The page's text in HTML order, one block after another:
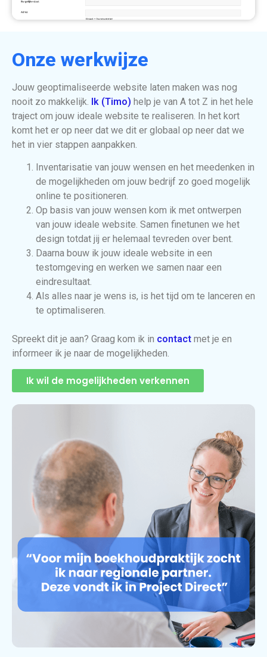
Onze werkwijze
Jouw geoptimaliseerde website laten maken was nog
nooit zo makkelijk. Ik (Timo) help je van A tot Z in het hele
traject om jouw ideale website te realiseren. In het kort
komt het er op neer dat we dit er globaal op neer dat we
het in vier stappen aanpakken.
Inventarisatie van jouw wensen en het meedenken in
de mogelijkheden om jouw bedrijf zo goed mogelijk
online te positioneren.
Op basis van jouw wensen kom ik met ontwerpen
van jouw ideale website. Samen finetunen we het
design totdat jij er helemaal tevreden over bent.
Daarna bouw ik jouw ideale website in een
testomgeving en werken we samen naar een
eindresultaat.
Als alles naar je wens is, is het tijd om te lanceren en
te optimaliseren.
Spreekt dit je aan? Graag kom ik in contact met je en
informeer ik je naar de mogelijkheden.
Ik wil de mogelijkheden verkennen